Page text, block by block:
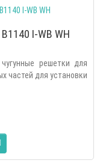
I-WB WH
решетки для
частей для установки